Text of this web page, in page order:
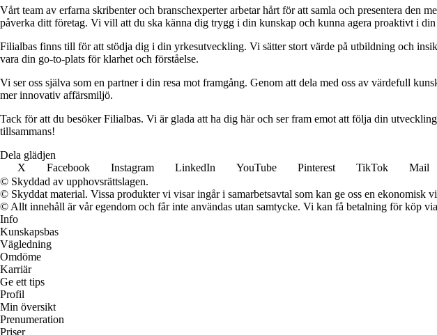
Vårt team av erfarna skribenter och branschexperter arbetar hårt för att samla och presentera
påverka ditt företag. Vi vill att du ska känna dig trygg i din kunskap och kunna agera proaktivt i din
Filialbas finns till för att stödja dig i din yrkesutveckling. Vi sätter stort värde på utbildning och
vara din go-to-plats för klarhet och förståelse.
Vi ser oss själva som en partner i din resa mot framgång. Genom att dela med oss av värdefull
mer innovativ affärsmiljö.
Tack för att du besöker Filialbas. Vi är glada att ha dig här och ser fram emot att följa din
tillsammans!
Dela glädjen
X
Facebook Instagram LinkedIn YouTube Pinterest TikTok Mail
© Skyddad av upphovsrättslagen.
© Skyddat material. Vissa produkter vi visar ingår i samarbetsavtal som kan ge oss en ekonomisk
© Allt innehåll är vår egendom och får inte användas utan samtycke. Vi kan få betalning för köp
Info
Kunskapsbas
Vägledning
Omdöme
Karriär
Ge ett tips
Profil
Min översikt
Prenumeration
Priser